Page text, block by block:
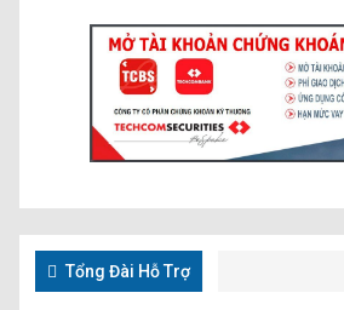
Tổng Đài Hỗ Trợ